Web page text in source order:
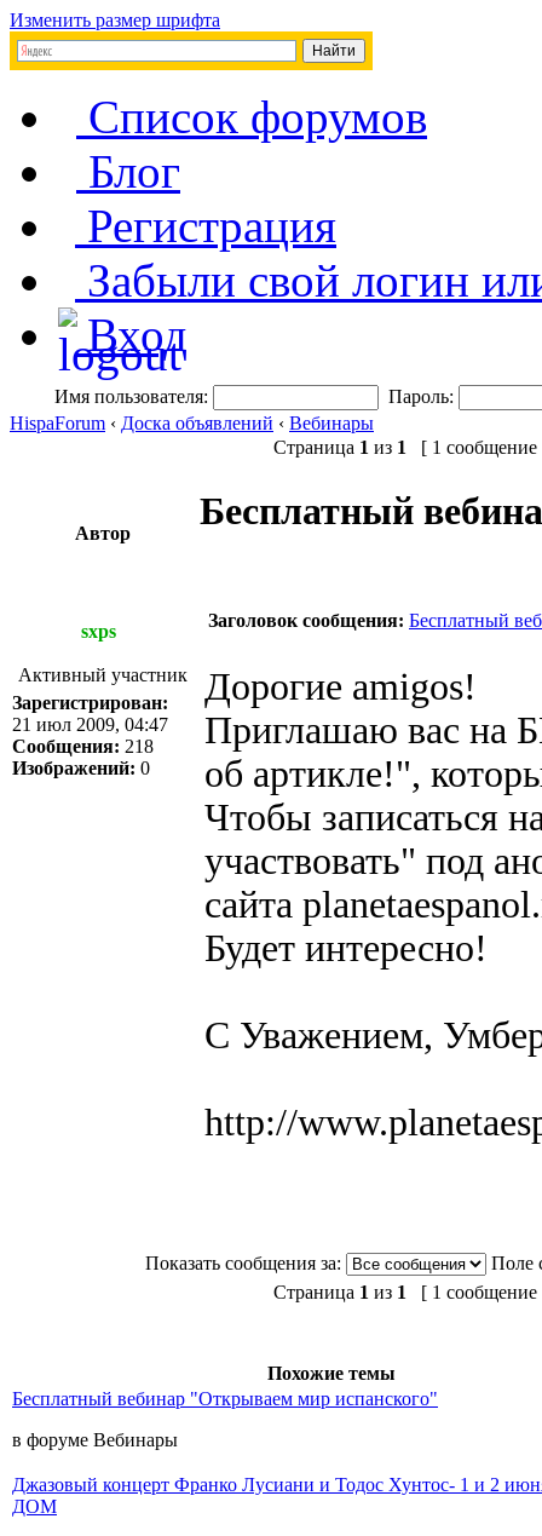
Изменить размер шрифта
Список форумов
Блог
Регистрация
Забыли свой логин
Вход
Имя пользователя:
Пароль:
HispaForum ‹ Доска объявлений ‹ Вебинары
Страница 1 из 1 [ 1 сообщение
Автор
Бесплатный
sxps
Заголовок сообщения: Бесплатный
Активный участник
Зарегистрирован:
21 июл 2009, 04:47
Сообщения: 218
Изображений: 0
Дорогие amigos!
Приглашаю вас
об артикле!",
Чтобы записаться
участвовать" под
сайта
Будет интересно!
С Уважением,
http://
Показать сообщения за:
Поле
Страница 1 из 1 [ 1 сообщение
Похожие темы
Бесплатный вебинар "Открываем мир испанского"
в форуме Вебинары
Джазовый концерт Франко Лусиани и Тодос Хунтос- 1 и 2
ДОМ